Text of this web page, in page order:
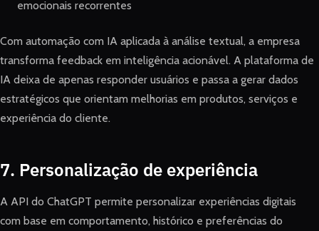
emocionais recorrentes
Com automação com IA aplicada à análise textual, a empresa
transforma feedback em inteligência acionável. A plataforma de
IA deixa de apenas responder usuários e passa a gerar dados
estratégicos que orientam melhorias em produtos, serviços e
experiência do cliente.
7. Personalização de experiência
A API do ChatGPT permite personalizar experiências digitais
com base em comportamento, histórico e preferências do